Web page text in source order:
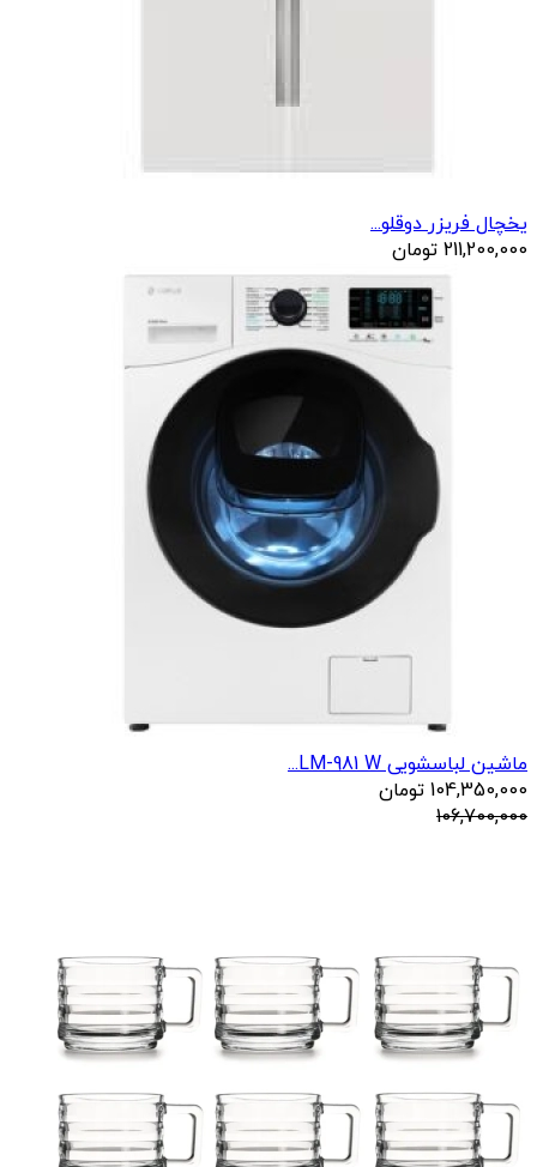
یخچال فریزر دوقلو...
211,200,000 تومان
ماشین لباسشویی LM-981 W...
104,350,000 تومان
106,700,000